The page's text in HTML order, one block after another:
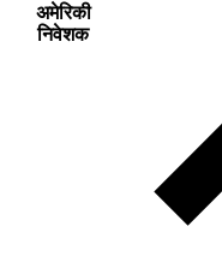
अमेरिकी
निवेशक